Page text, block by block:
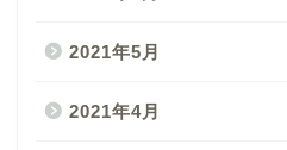
2021年5月
2021年4月